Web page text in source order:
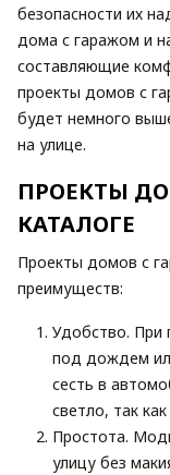
безопасности их
дома с гаражом и
составляющие
проекты домов с
будет немного
на улице.
ПРОЕКТЫ
КАТАЛОГЕ
Проекты домов с
преимуществ:
Удобство. При
под дождем
сесть в
светло, так
Простота.
улицу без